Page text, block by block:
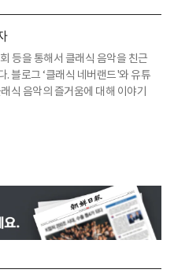
등을 통해서 클래식 음악을 친근
. 블로그 ‘클래식 네버랜드'와 유튜
식 음악의 즐거움에 대해 이야기